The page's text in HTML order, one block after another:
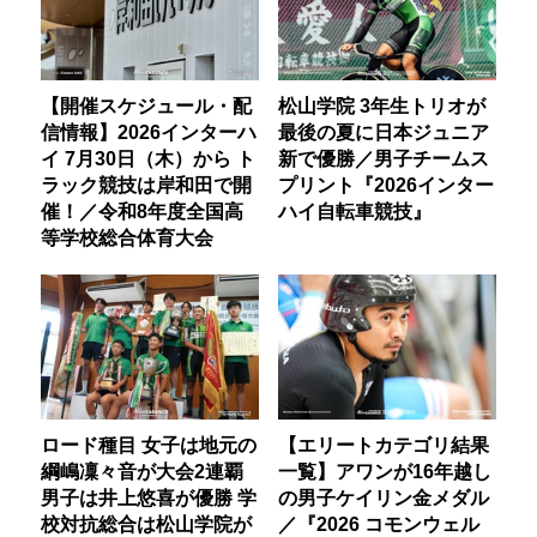
【開催スケジュール・配
信情報】2026インターハ
イ 7月30日（木）から ト
ラック競技は岸和田で開
催！／令和8年度全国高
等学校総合体育大会
松山学院 3年生トリオが
最後の夏に日本ジュニア
新で優勝／男子チームス
プリント『2026インター
ハイ自転車競技』
ロード種目 女子は地元の
綱嶋凜々音が大会2連覇
男子は井上悠喜が優勝 学
校対抗総合は松山学院が
【エリートカテゴリ結果
一覧】アワンが16年越し
の男子ケイリン金メダル
／『2026 コモンウェル